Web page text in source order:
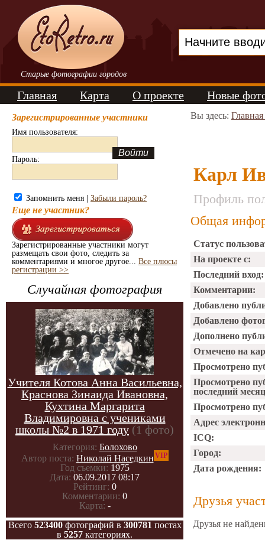
Старые фотографии городов
Главная Карта О проекте Новые
Зарегистрированные участники
Имя пользователя:
Пароль:
Запомнить меня | Забыли пароль?
Еще не участник?
Зарегистрированные участники могут
размещать свои фото, следить за
комментариями и многое другое... Все плюсы
регистрации >>
Случайная фотография
Учителя Котова Анна Васильевна,
Краснова Зинаида Ивановна,
Кухтина Маргарита
Владимировна с учениками
школы №2 в 1971 году (1 фото)
Категория: Болохово
Автор поста: Николай Наседкин VIP
Год съемки: 1975
Дата: 06.09.2017 08:17
Рейтинг: 0
Комментарии: 0
Карта: -
Всего 523400фотографий в 300781 постах
в 5257 категориях.
Вы здесь:
Карл
Профиль
Общая
Статус
На проекте с:
Последний вход:
Комментарии:
Добавлено
Добавлено
Дополнено
Отмечено на
Просмотрено
Просмотрено
последний
Просмотрено
Адрес
ICQ:
Город:
Дата рождения:
Друзья
Друзья не